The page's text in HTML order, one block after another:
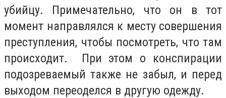
убийцу. Примечательно, что он в тот
момент направлялся к месту совершения
преступления, чтобы посмотреть, что там
происходит. При этом о конспирации
подозреваемый также не забыл, и перед
выходом переоделся в другую одежду.